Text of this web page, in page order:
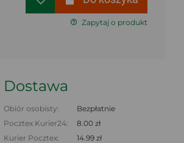
Zapytaj o produkt
Dostawa
Obiór osobisty:
Bezpłatnie
Pocztex Kurier24:
8.00 zł
Kurier Pocztex:
14.99 zł